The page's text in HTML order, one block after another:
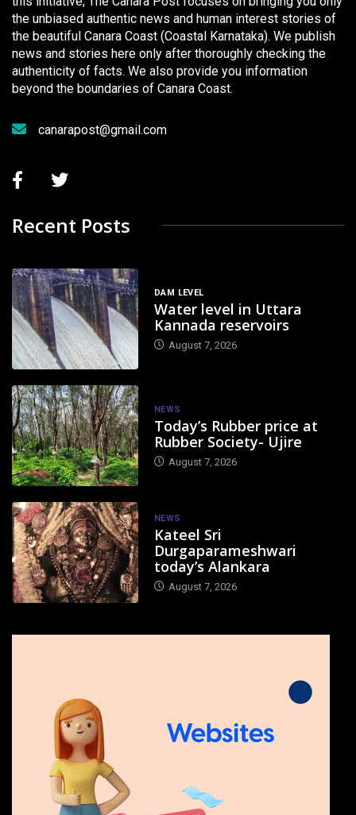
the unbiased authentic news and human interest stories of
the beautiful Canara Coast (Coastal Karnataka). We publish
news and stories here only after thoroughly checking the
authenticity of facts. We also provide you information
beyond the boundaries of Canara Coast.
canarapost@gmail.com
Recent Posts
DAM LEVEL
Water level in Uttara
Kannada reservoirs
August 7, 2026
NEWS
Today’s Rubber price at
Rubber Society- Ujire
August 7, 2026
NEWS
Kateel Sri
Durgaparameshwari
today’s Alankara
August 7, 2026